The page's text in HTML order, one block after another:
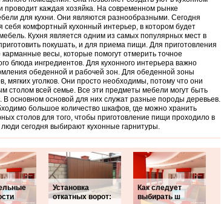
каждая хозяйка. На современном рынке
для кухни. Они являются разнообразными. Сегодня
себя комфортный кухонный интерьер, в котором будет
Кухня является одним из самых популярных мест в
покушать, и для приема пищи. Для приготовления
весы, которые помогут отмерить точное
блюда ингредиентов. Для кухонного интерьера важно
обеденной и рабочей зон. Для обеденной зоны
мягких уголков. Они просто необходимы, потому что они
столом всей семье. Все эти предметы мебели могут быть
В основном основой для них служат разные породы деревьев.
большое количество шкафов, где можно хранить
столов для того, чтобы приготовление пищи проходило в
сегодня выбирают кухонные гарнитуры.
Установка
откатных ворот:
Как следует
выбирать ш